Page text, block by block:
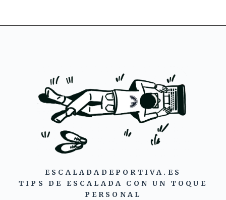
ESCALADADEPORTIVA.ES
TIPS DE ESCALADA CON UN TOQUE
PERSONAL